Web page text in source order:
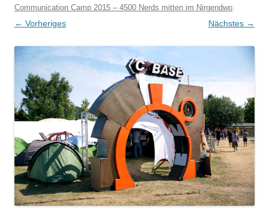
Communication Camp 2015 – 4500 Nerds mitten im Nirgendwo.
← Vorheriges Nächstes →